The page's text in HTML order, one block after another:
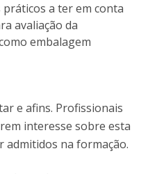
a ter em conta
avaliação da
embalagem
e afins. Profissionais
interesse sobre esta
admitidos na formação.